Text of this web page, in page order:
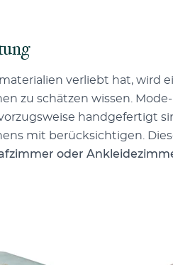
verliebt hat, wird
zu schätzen wissen.
handgefertigt
mit berücksichtigen.
oder